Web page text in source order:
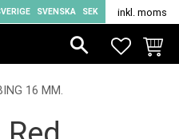
SVENSKA SEK inkl. moms
16 MM.